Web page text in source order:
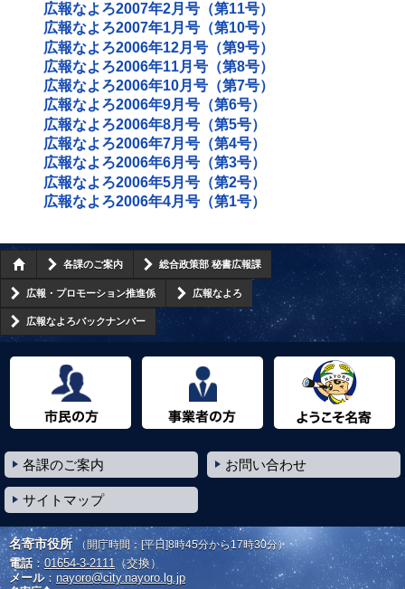
広報なよろ2007年2月号（第11号）
広報なよろ2007年1月号（第10号）
広報なよろ2006年12月号（第9号）
広報なよろ2006年11月号（第8号）
広報なよろ2006年10月号（第7号）
広報なよろ2006年9月号（第6号）
広報なよろ2006年8月号（第5号）
広報なよろ2006年7月号（第4号）
広報なよろ2006年6月号（第3号）
広報なよろ2006年5月号（第2号）
広報なよろ2006年4月号（第1号）
各課のご案内 総合政策部 秘書広報課
広報・プロモーション推進係 広報なよろ
広報なよろバックナンバー
各課のご案内 お問い合わせ
サイトマップ
名寄市役所 （開庁時間：[平日]8時45分から17時30分）
電話 ： 01654-3-2111 （交換）
メール： nayoro@city.nayoro.lg.jp